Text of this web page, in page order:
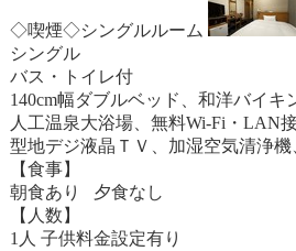
◇喫煙◇シングルルーム
シングル
バス・トイレ付
140cm幅ダブルベッド、和洋バイキ
人工温泉大浴場、無料Wi-Fi・LAN
型地デジ液晶ＴＶ、加湿空気清浄機
【食事】
朝食あり 夕食なし
【人数】
1人 子供料金設定有り